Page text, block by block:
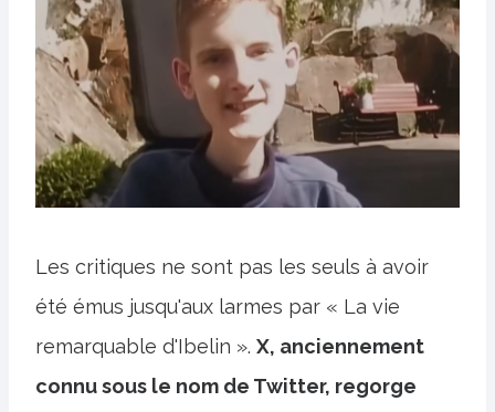
Les critiques ne sont pas les seuls à avoir
été émus jusqu'aux larmes par « La vie
remarquable d'Ibelin ». X, anciennement
connu sous le nom de Twitter, regorge